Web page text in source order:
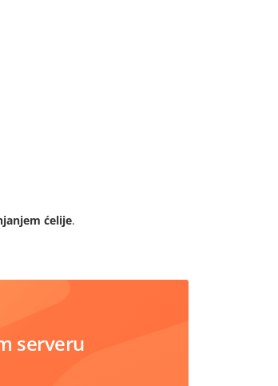
ćelije.
serveru